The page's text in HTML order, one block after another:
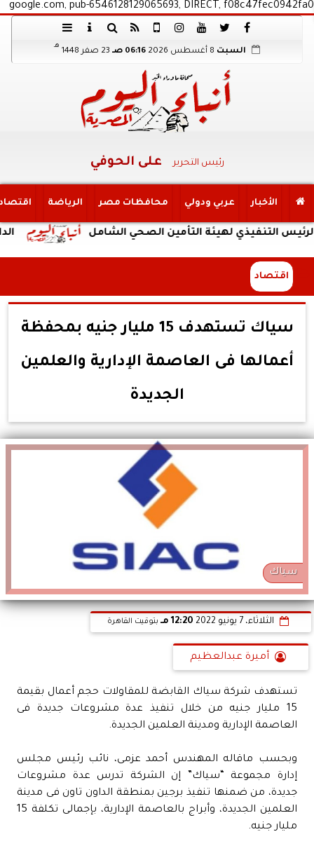
google.com, pub-6546128129065693, DIRECT, f08c47fec0942fa0
السبت 06:16 صـ 23 صفر 1448
هـ
رئيس التحرير على الحوفي
الأخبار عربي ودولي محافظات مصر الرياضة
الداخلية: لهيئة التأمين الصحي الشامل
اقتصاد
سياك تستهدف 15 مليار جنيه بمحفظة
أعمالها فى العاصمة الإدارية والعلمين
الجديدة
سياك
الثلاثاء، 7 يونيو 2022 12:20 مـ بتوقيت القاهرة
أميرة عبدالعظيم
تستهدف شركة سياك القابضة للمقاولات حجم أعمال بقيمة
15 مليار جنيه من خلال تنفيذ عدة مشروعات جديدة فى
العاصمة الإدارية ومدينة العلمين الجديدة.
وبحسب ماقاله المهندس أحمد عزمى، نائب رئيس مجلس
إدارة مجموعة “سياك” إن الشركة تدرس عدة مشروعات
جديدة، من ضمنها تنفيذ برجين بمنطقة الداون تاون فى مدينة
العلمين الجديدة، وأبراج بالعاصمة الإدارية، بإجمالى تكلفة 15
مليار جنيه.